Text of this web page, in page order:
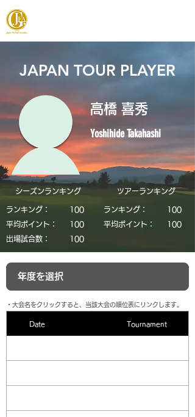
JAPAN TOUR PLAYER
高橋 喜秀
Yoshihide Takahashi
シーズンランキング
ランキング：
​100
平均ポイント：
​100
​出場試合数：
​100
​ツアーランキング
ランキング：
​100
平均ポイント：
​100
​・大会名をクリックすると、当該大会の順位表にリンクします。
Date Tournament